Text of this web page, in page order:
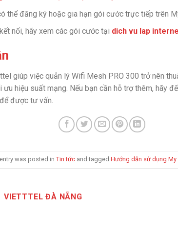
thể đăng ký hoặc gia hạn gói cước trực tiếp trên
nối, hãy xem các gói cước tại dich vu lap
giúp việc quản lý Wifi Mesh PRO 300 trở nên
hiệu suất mạng. Nếu bạn cần hỗ trợ thêm, hãy
được tư vấn.
was posted inTin tức and taggedHướng dẫn sử dụng My
VIETTTEL ĐÀ NẴNG